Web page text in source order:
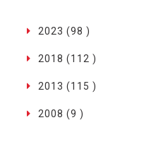
2023 (98 )
2018 (112 )
2013 (115 )
2008 (9 )